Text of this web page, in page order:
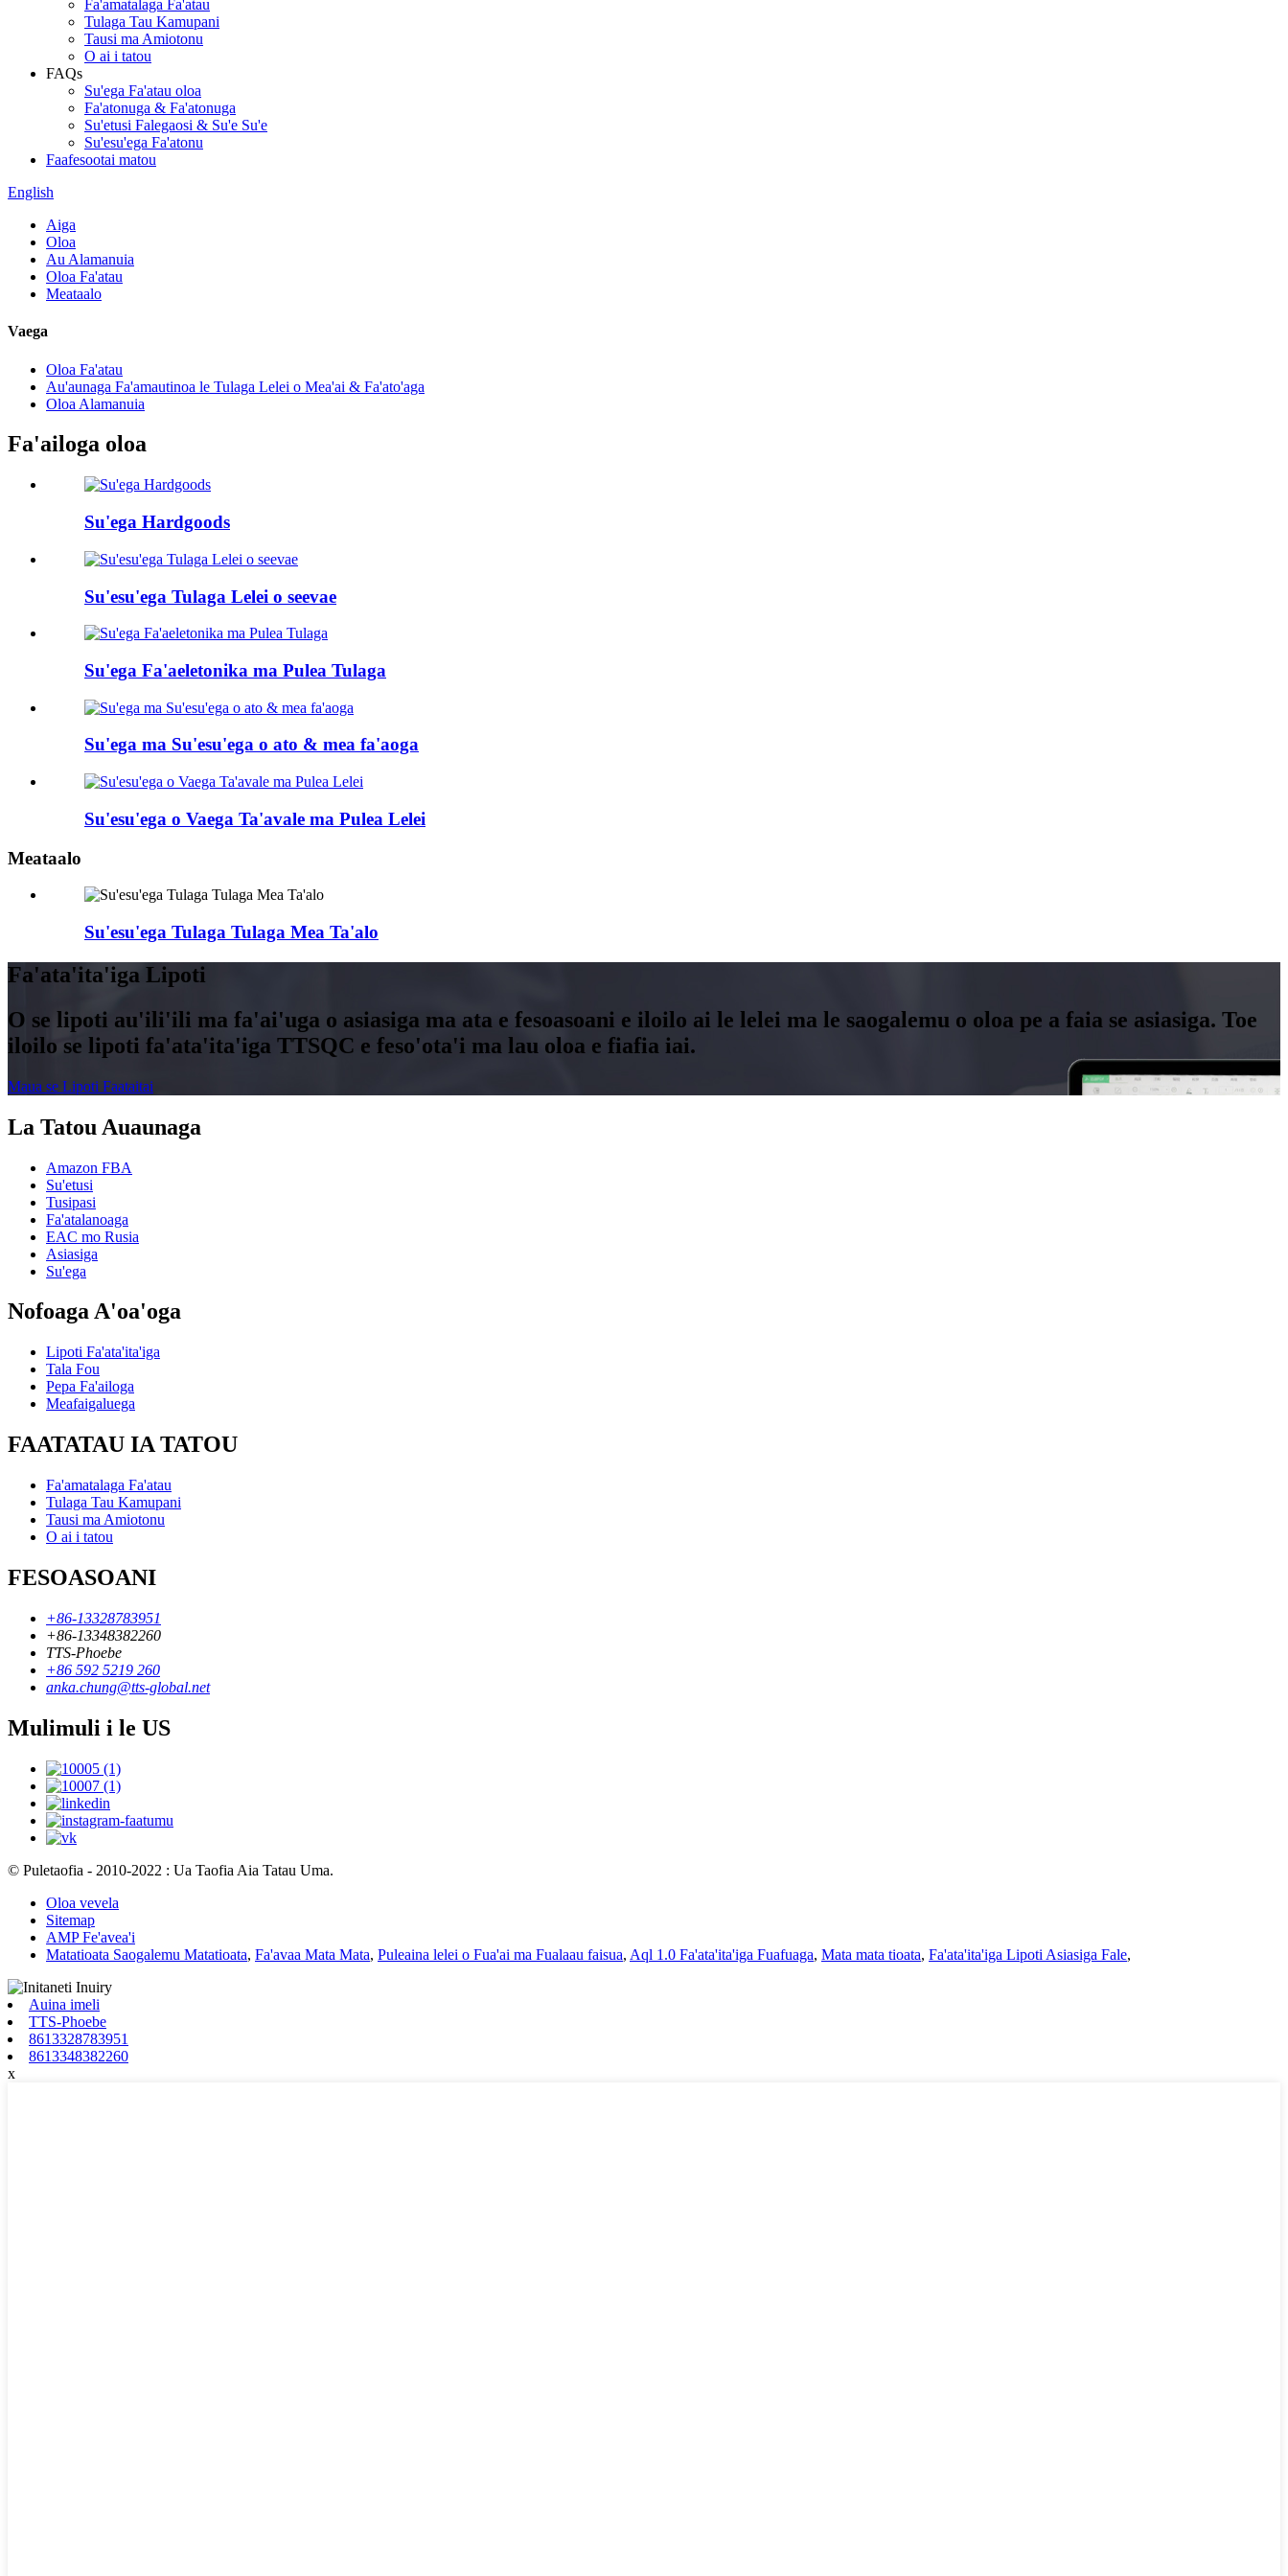
Fa'amatalaga Fa'atau
Tulaga Tau Kamupani
Tausi ma Amiotonu
O ai i tatou
FAQs
Su'ega Fa'atau oloa
Fa'atonuga & Fa'atonuga
Su'etusi Falegaosi & Su'e Su'e
Su'esu'ega Fa'atonu
Faafesootai matou
English
Aiga
Oloa
Au Alamanuia
Oloa Fa'atau
Meataalo
Vaega
Oloa Fa'atau
Au'aunaga Fa'amautinoa le Tulaga Lelei o Mea'ai & Fa'ato'aga
Oloa Alamanuia
Fa'ailoga oloa
Su'ega Hardgoods
Su'esu'ega Tulaga Lelei o seevae
Su'ega Fa'aeletonika ma Pulea Tulaga
Su'ega ma Su'esu'ega o ato & mea fa'aoga
Su'esu'ega o Vaega Ta'avale ma Pulea Lelei
Meataalo
Su'esu'ega Tulaga Tulaga Mea Ta'alo
Fa'ata'ita'iga Lipoti
O se lipoti au'ili'ili ma fa'ai'uga o asiasiga ma ata e fesoasoani e iloilo ai le lelei ma le saogalemu o oloa pe a faia se asiasiga. Toe
iloilo se lipoti fa'ata'ita'iga TTSQC e feso'ota'i ma lau oloa e fiafia iai.
Maua se Lipoti Faataitai
La Tatou Auaunaga
Amazon FBA
Su'etusi
Tusipasi
Fa'atalanoaga
EAC mo Rusia
Asiasiga
Su'ega
Nofoaga A'oa'oga
Lipoti Fa'ata'ita'iga
Tala Fou
Pepa Fa'ailoga
Meafaigaluega
FAATATAU IA TATOU
Fa'amatalaga Fa'atau
Tulaga Tau Kamupani
Tausi ma Amiotonu
O ai i tatou
FESOASOANI
+86-13328783951
+86-13348382260
TTS-Phoebe
+86 592 5219 260
anka.chung@tts-global.net
Mulimuli i le US
© Puletaofia - 2010-2022 : Ua Taofia Aia Tatau Uma.
Oloa vevela
Sitemap
AMP Fe'avea'i
Matatioata Saogalemu Matatioata, Fa'avaa Mata Mata, Puleaina lelei o Fua'ai ma Fualaau faisua, Aql 1.0 Fa'ata'ita'iga Fuafuaga, Mata mata tioata, Fa'ata'ita'iga Lipoti Asiasiga Fale,
Auina imeli
TTS-Phoebe
8613328783951
8613348382260
x